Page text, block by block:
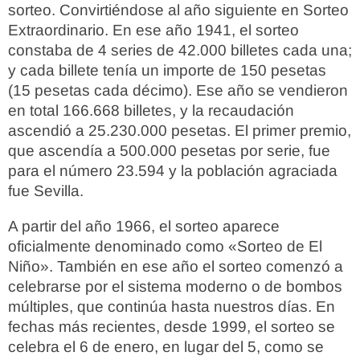
sorteo. Convirtiéndose al año siguiente en Sorteo
Extraordinario. En ese año 1941, el sorteo
constaba de 4 series de 42.000 billetes cada una;
y cada billete tenía un importe de 150 pesetas
(15 pesetas cada décimo). Ese año se vendieron
en total 166.668 billetes, y la recaudación
ascendió a 25.230.000 pesetas. El primer premio,
que ascendía a 500.000 pesetas por serie, fue
para el número 23.594 y la población agraciada
fue Sevilla.
A partir del año 1966, el sorteo aparece
oficialmente denominado como «Sorteo de El
Niño». También en ese año el sorteo comenzó a
celebrarse por el sistema moderno o de bombos
múltiples, que continúa hasta nuestros días. En
fechas más recientes, desde 1999, el sorteo se
celebra el 6 de enero, en lugar del 5, como se